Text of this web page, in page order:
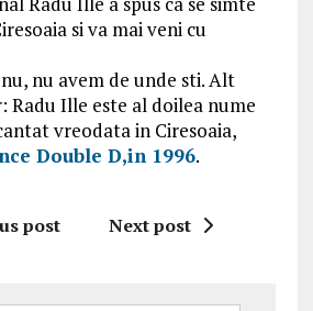
si va mai veni cu
nu avem de unde sti. Alt
Radu Ille este al doilea nume
vreodata in Ciresoaia,
Double D,in 1996.
post Next post